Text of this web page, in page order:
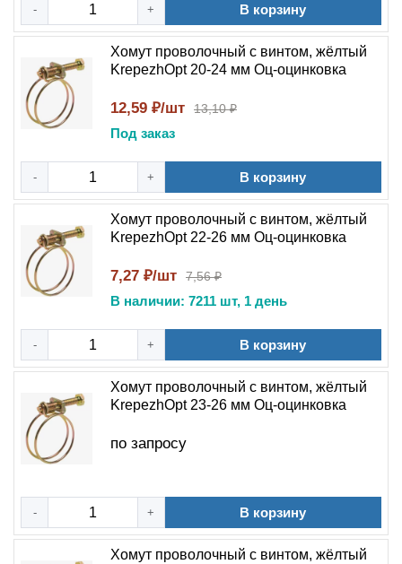
- + В корзину
Хомут проволочный с винтом, жёлтый
KrepezhOpt 20-24 мм Оц-оцинковка
12,59 ₽/шт 13,10 ₽
Под заказ
- + В корзину
Хомут проволочный с винтом, жёлтый
KrepezhOpt 22-26 мм Оц-оцинковка
7,27 ₽/шт 7,56 ₽
В наличии: 7211 шт, 1 день
- + В корзину
Хомут проволочный с винтом, жёлтый
KrepezhOpt 23-26 мм Оц-оцинковка
по запросу
- + В корзину
Хомут проволочный с винтом, жёлтый